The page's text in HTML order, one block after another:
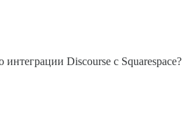
Discourse с Squarespace?